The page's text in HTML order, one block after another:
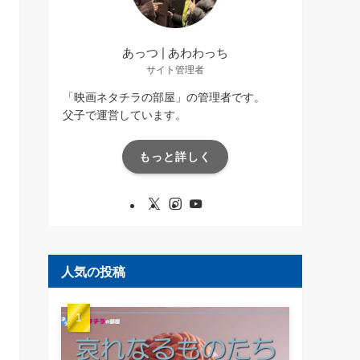
あっつ | あわわっち
サイト管理者
「映画ネタチラの部屋」の管理者です。
父子で運営しています。
もっと詳しく
人気の投稿